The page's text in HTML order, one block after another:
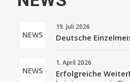
19. Juli 2026
Deutsche
1. April 2026
Erfolgreiche